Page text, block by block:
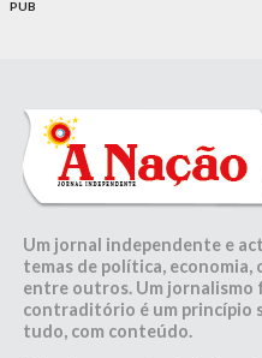
PUB
Um jornal independente e
temas de política,
entre outros. Um jornalismo
contraditório é um princípio
tudo, com conteúdo.